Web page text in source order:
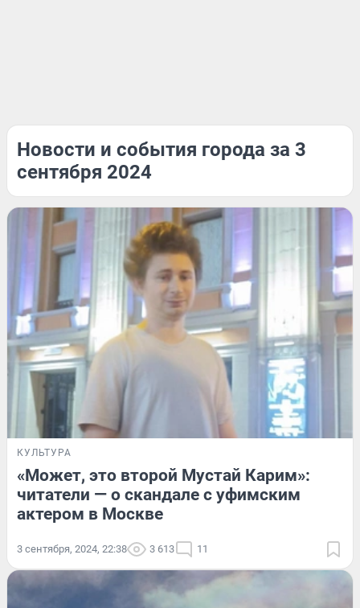
Новости и события города за 3
сентября 2024
КУЛЬТУРА
«Может, это второй Мустай Карим»:
читатели — о скандале с уфимским
актером в Москве
3 сентября, 2024, 22:38 3 613 11